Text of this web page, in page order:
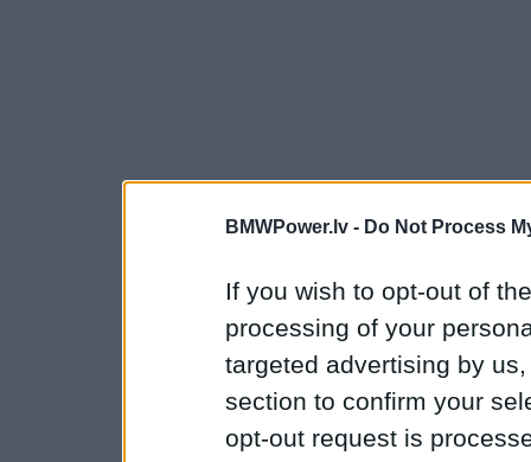
BMWPower.lv - Do Not Process
If you wish to opt-out of
processing of your
targeted advertising by
section to confirm your
opt-out request is